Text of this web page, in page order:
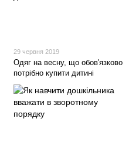
29 червня 2019
Одяг на весну, що обов'язково
потрібно купити дитині